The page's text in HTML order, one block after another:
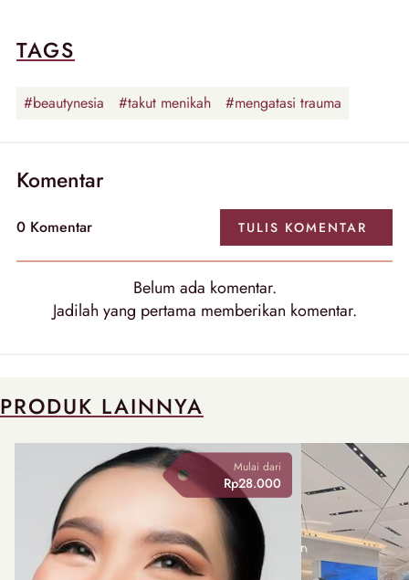
TAGS
#beautynesia #takut menikah #mengatasi trauma
Komentar
0 Komentar TULIS KOMENTAR
Belum ada komentar.
Jadilah yang pertama memberikan komentar.
PRODUK LAINNYA
Mulai dari
Rp28.000